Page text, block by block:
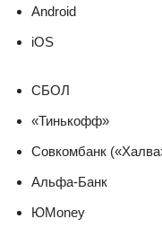
Android
iOS
СБОЛ
«Тинькофф»
Совкомбанк
Альфа-Банк
ЮMoney